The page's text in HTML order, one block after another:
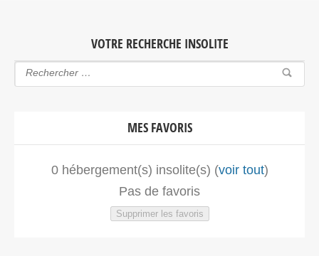
VOTRE RECHERCHE INSOLITE
MES FAVORIS
0hébergement(s) insolite(s) (voir tout)
Pas de favoris
Supprimer les favoris